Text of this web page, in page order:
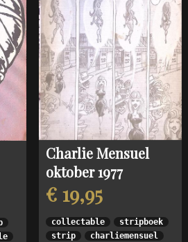
Charlie Mensuel
oktober 1977
€ 19,95
collectable
stripboek
strip
charliemensuel